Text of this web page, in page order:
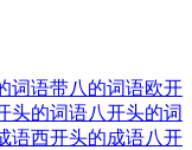
词语带八的词语欧开
头的词语八开头的词
语西开头的成语八开